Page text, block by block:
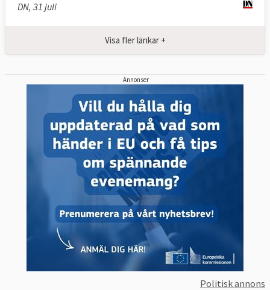
DN, 31 juli
Visa fler länkar +
Annonser
Politisk annons